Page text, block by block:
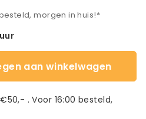
morgen in huis!*
uur
aan winkelwagen
. Voor 16:00 besteld,